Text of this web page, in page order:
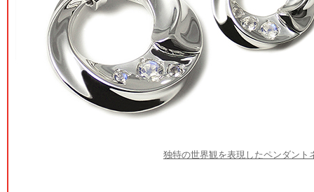
独特の世界観を表現したペンダン